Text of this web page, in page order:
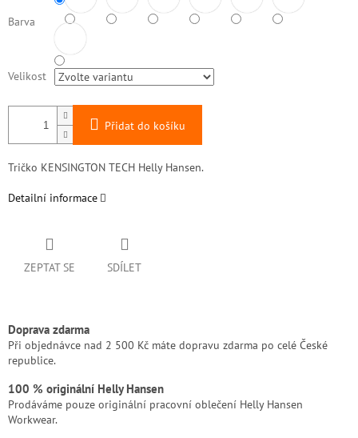
Barva
Velikost
Přidat do košíku
Tričko KENSINGTON TECH Helly Hansen.
Detailní informace
ZEPTAT SE SDÍLET
Doprava zdarma
Při objednávce nad 2 500 Kč máte dopravu zdarma po celé České
republice.
100 % originální Helly Hansen
Prodáváme pouze originální pracovní oblečení Helly Hansen
Workwear.